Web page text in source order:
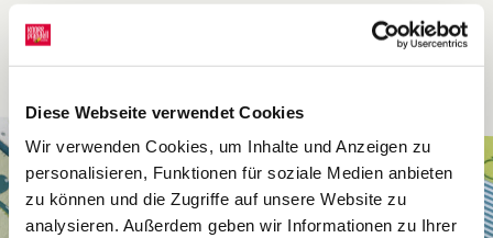
Diese Webseite verwendet Cookies
Wir verwenden Cookies, um Inhalte und Anzeigen zu
personalisieren, Funktionen für soziale Medien anbieten
zu können und die Zugriffe auf unsere Website zu
analysieren. Außerdem geben wir Informationen zu Ihrer